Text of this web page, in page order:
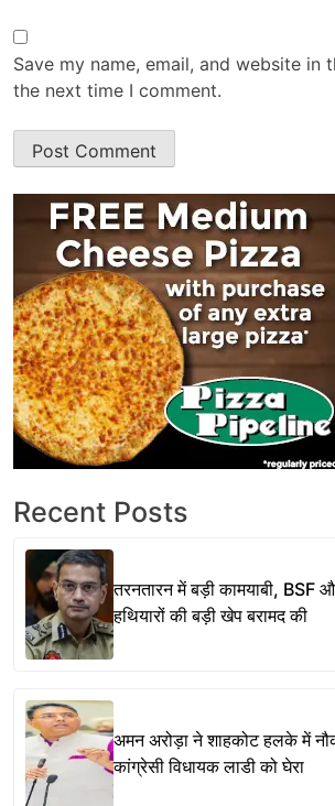
Save my name, email, and website in
the next time I comment.
Recent Posts
तरनतारन में बड़ी कामयाबी, BSF
हथियारों की बड़ी खेप बरामद की
अमन अरोड़ा ने शाहकोट हलके में
कांग्रेसी विधायक लाडी को घेरा